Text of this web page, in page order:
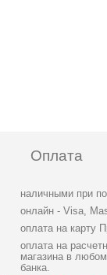
Оплата
наличными при
онлайн - Visa,
оплата на карту
оплата на
магазина в
банка.